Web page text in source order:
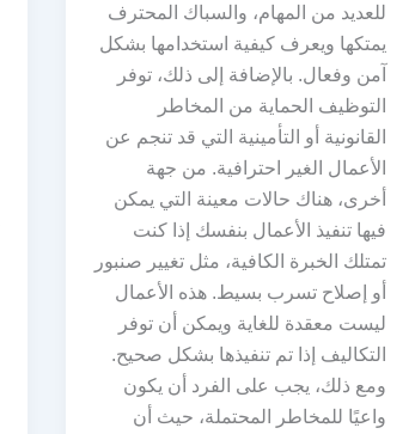
للعديد من المهام، والسباك المحترف
يمتكها ويعرف كيفية استخدامها بشكل
آمن وفعال. بالإضافة إلى ذلك، توفر
التوظيف الحماية من المخاطر
القانونية أو التأمينية التي قد تنجم عن
الأعمال الغير احترافية. من جهة
أخرى، هناك حالات معينة التي يمكن
فيها تنفيذ الأعمال بنفسك إذا كنت
تمتلك الخبرة الكافية، مثل تغيير صنبور
أو إصلاح تسرب بسيط. هذه الأعمال
ليست معقدة للغاية ويمكن أن توفر
التكاليف إذا تم تنفيذها بشكل صحيح.
ومع ذلك، يجب على الفرد أن يكون
واعيًا للمخاطر المحتملة، حيث أن